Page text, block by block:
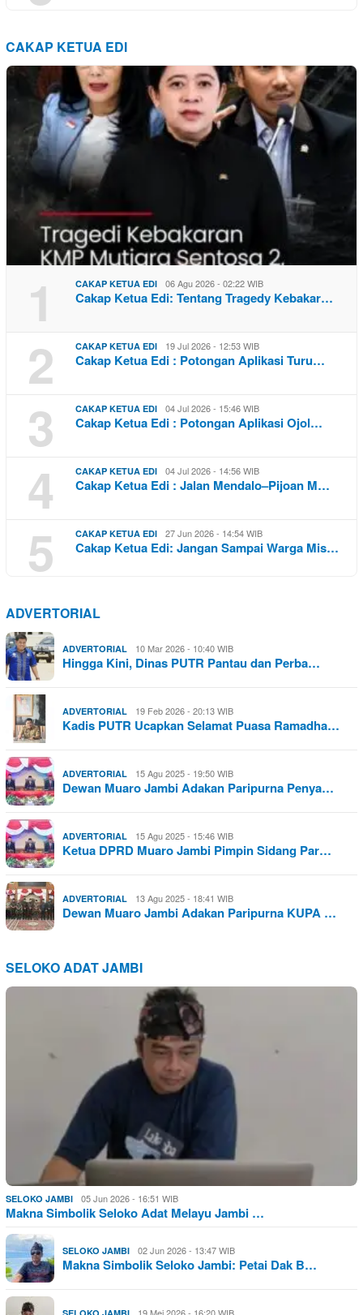
CAKAP KETUA EDI
1 CAKAP KETUA EDI 06 Agu 2026 - 02:22 WIB
Cakap Ketua Edi: Tentang Tragedy Kebakar…
2 CAKAP KETUA EDI 19 Jul 2026 - 12:53 WIB
Cakap Ketua Edi : Potongan Aplikasi Turu…
3 CAKAP KETUA EDI 04 Jul 2026 - 15:46 WIB
Cakap Ketua Edi : Potongan Aplikasi Ojol…
4 CAKAP KETUA EDI 04 Jul 2026 - 14:56 WIB
Cakap Ketua Edi : Jalan Mendalo–Pijoan M…
5 CAKAP KETUA EDI 27 Jun 2026 - 14:54 WIB
Cakap Ketua Edi: Jangan Sampai Warga Mis…
ADVERTORIAL
ADVERTORIAL 10 Mar 2026 - 10:40 WIB
Hingga Kini, Dinas PUTR Pantau dan Perba…
ADVERTORIAL 19 Feb 2026 - 20:13 WIB
Kadis PUTR Ucapkan Selamat Puasa Ramadha…
ADVERTORIAL 15 Agu 2025 - 19:50 WIB
Dewan Muaro Jambi Adakan Paripurna Penya…
ADVERTORIAL 15 Agu 2025 - 15:46 WIB
Ketua DPRD Muaro Jambi Pimpin Sidang Par…
ADVERTORIAL 13 Agu 2025 - 18:41 WIB
Dewan Muaro Jambi Adakan Paripurna KUPA …
SELOKO ADAT JAMBI
SELOKO JAMBI 05 Jun 2026 - 16:51 WIB
Makna Simbolik Seloko Adat Melayu Jambi …
SELOKO JAMBI 02 Jun 2026 - 13:47 WIB
Makna Simbolik Seloko Jambi: Petai Dak B…